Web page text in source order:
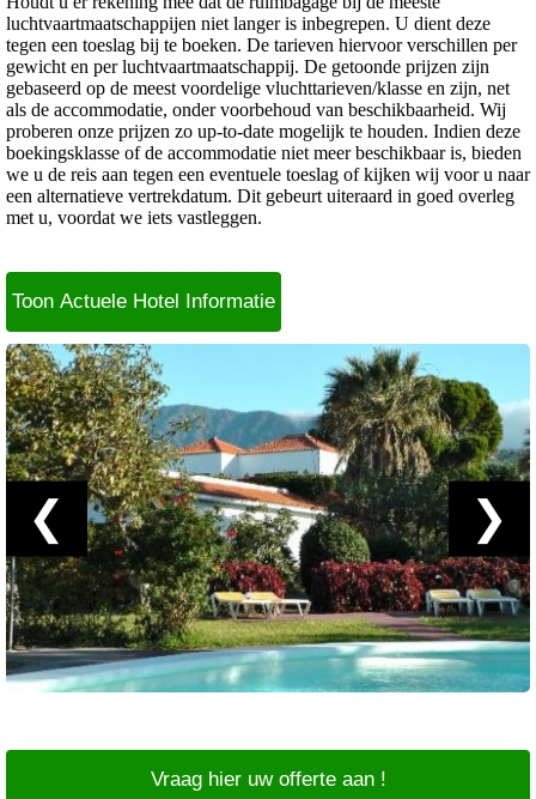
luchtvaartmaatschappijen niet langer is inbegrepen. U dient deze
tegen een toeslag bij te boeken. De tarieven hiervoor verschillen per
gewicht en per luchtvaartmaatschappij. De getoonde prijzen zijn
gebaseerd op de meest voordelige vluchttarieven/klasse en zijn, net
als de accommodatie, onder voorbehoud van beschikbaarheid. Wij
proberen onze prijzen zo up-to-date mogelijk te houden. Indien deze
boekingsklasse of de accommodatie niet meer beschikbaar is, bieden
we u de reis aan tegen een eventuele toeslag of kijken wij voor u naar
een alternatieve vertrekdatum. Dit gebeurt uiteraard in goed overleg
met u, voordat we iets vastleggen.
Toon Actuele Hotel Informatie
❮ ❯
Vraag hier uw offerte aan !